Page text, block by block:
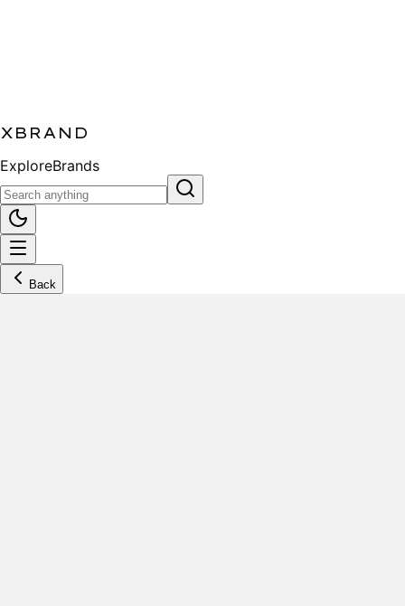
XBRAND
ExploreBrands
Back